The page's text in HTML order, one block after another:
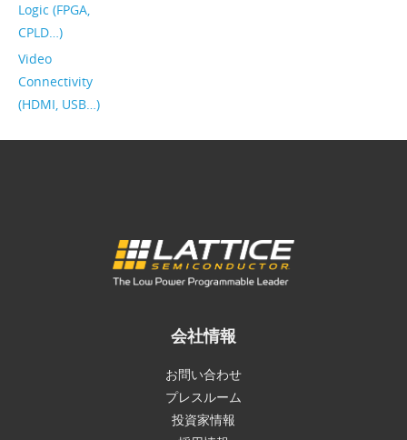
Logic (FPGA,
CPLD…)
Video
Connectivity
(HDMI, USB…)
会社情報
お問い合わせ
プレスルーム
投資家情報